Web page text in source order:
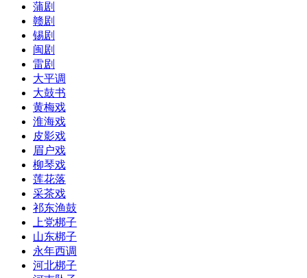
蒲剧
赣剧
锡剧
闽剧
雷剧
大平调
大鼓书
黄梅戏
淮海戏
皮影戏
眉户戏
柳琴戏
莲花落
采茶戏
祁东渔鼓
上党梆子
山东梆子
永年西调
河北梆子